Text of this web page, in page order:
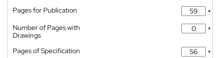
Pages for Publication
*
Number of Pages with
Drawings
*
Pages of Specification
*